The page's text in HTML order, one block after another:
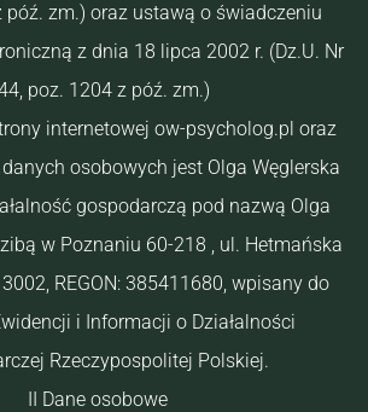
póź. zm.) oraz ustawą o świadczeniu
z dnia 18 lipca 2002 r. (Dz.U. Nr
poz. 1204 z póź. zm.)
internetowej ow-psycholog.pl oraz
osobowych jest Olga Węglerska
gospodarczą pod nazwą Olga
w Poznaniu 60-218 , ul. Hetmańska
REGON: 385411680, wpisany do
i Informacji o Działalności
Rzeczypospolitej Polskiej.
II Dane osobowe